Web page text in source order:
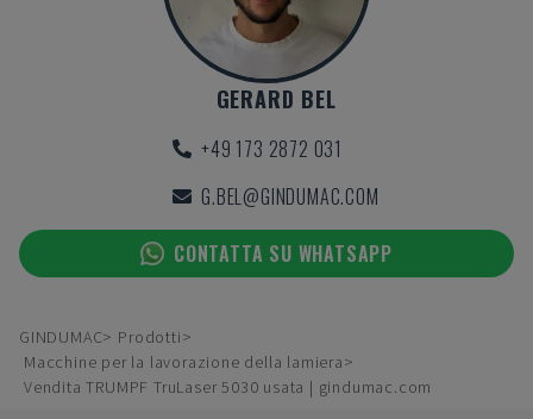
GERARD BEL
+49 173 2872 031
G.BEL@GINDUMAC.COM
CONTATTA SU WHATSAPP
GINDUMAC
Prodotti
Macchine per la lavorazione della lamiera
Vendita TRUMPF TruLaser 5030 usata | gindumac.com